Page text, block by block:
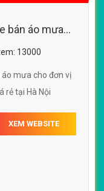
bán áo mưa
hiệu quả
13000
mưa cho đơn vị
rẻ tại Hà Nội
XEM WEBSITE